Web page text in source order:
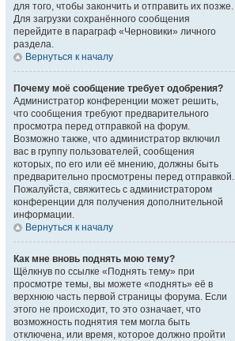
для того, чтобы закончить и отправить их позже.
Для загрузки сохранённого сообщения
перейдите в параграф «Черновики» личного
раздела.
Вернуться к началу
Почему моё сообщение требует одобрения?
Администратор конференции может решить,
что сообщения требуют предварительного
просмотра перед отправкой на форум.
Возможно также, что администратор включил
вас в группу пользователей, сообщения
которых, по его или её мнению, должны быть
предварительно просмотрены перед отправкой.
Пожалуйста, свяжитесь с администратором
конференции для получения дополнительной
информации.
Вернуться к началу
Как мне вновь поднять мою тему?
Щёлкнув по ссылке «Поднять тему» при
просмотре темы, вы можете «поднять» её в
верхнюю часть первой страницы форума. Если
этого не происходит, то это означает, что
возможность поднятия тем могла быть
отключена, или время, которое должно пройти